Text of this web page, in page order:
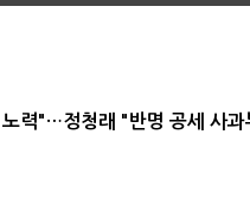
력"…정청래 "반명 공세 사과